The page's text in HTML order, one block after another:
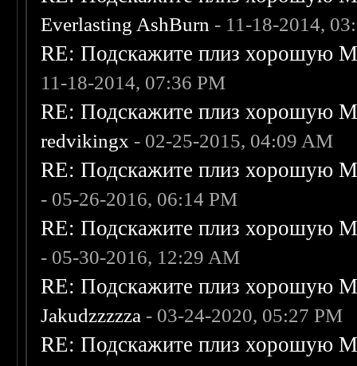
Everlasting AshBurn - 11-18-2014,
RE: Подскажите плиз хорошую
11-18-2014, 07:36 PM
RE: Подскажите плиз хорошую
redvikingx - 02-25-2015, 04:09 AM
RE: Подскажите плиз хорошую
- 05-26-2016, 06:14 PM
RE: Подскажите плиз хорошую
- 05-30-2016, 12:29 AM
RE: Подскажите плиз хорошую
Jakudzzzzza - 03-24-2020, 05:27 PM
RE: Подскажите плиз хорошую